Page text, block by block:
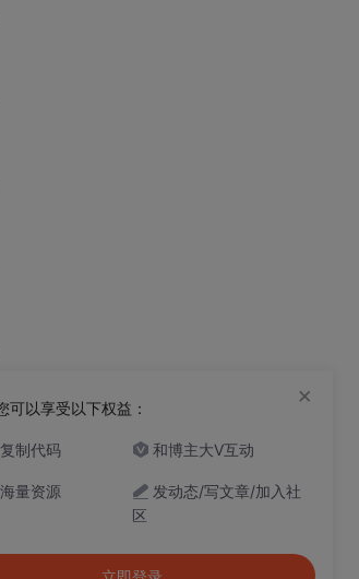
可以享受以下权益：
制代码 和博主大V互动
量资源
发动态/写文章/加入社
区
×